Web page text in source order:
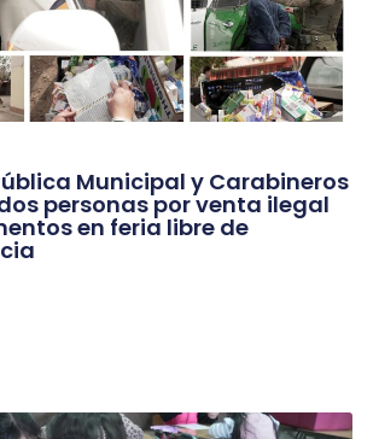
Municipal y Carabineros
personas por venta ilegal
en feria libre de